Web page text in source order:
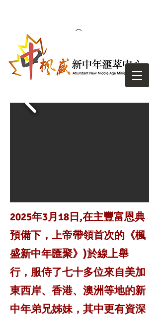
2025年3月18日,在主豐富恩典
預備下，上帝帶領首次的《楓
盛新中年匯聚》)於線上舉
行，服侍了七十多位來自美加
東西岸、香港、澳洲等地的新
中年弟兄姊妹，其中更有資深